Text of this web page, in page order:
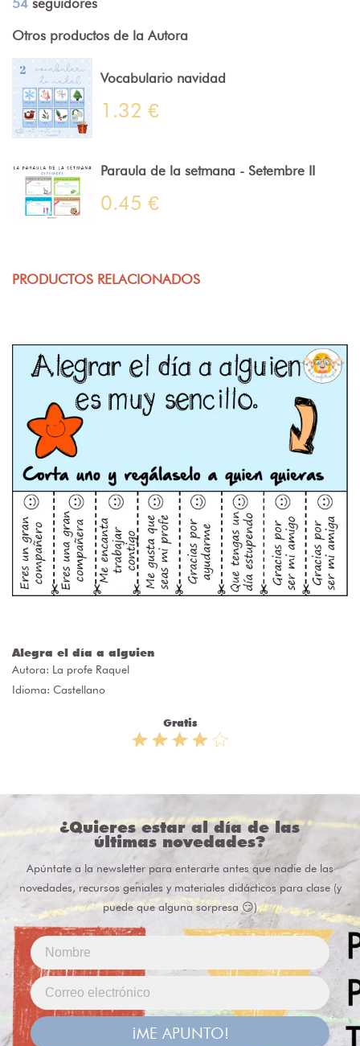
Otros productos de la Autora
Vocabulario navidad
1.32 €
Paraula de la setmana - Setembre II
0.45 €
PRODUCTOS RELACIONADOS
Alegra el día a alguien
Autora: La profe Raquel
Idioma: Castellano
Gratis
¿Quieres estar al día de las
últimas novedades?
Apúntate a la newsletter para enterarte antes que nadie de las
novedades, recursos geniales y materiales didácticos para clase (y
puede que alguna sorpresa 😏)
¡ME APUNTO!